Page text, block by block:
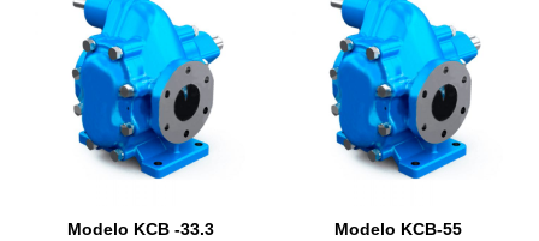
Modelo KCB -33.3 Modelo KCB-55